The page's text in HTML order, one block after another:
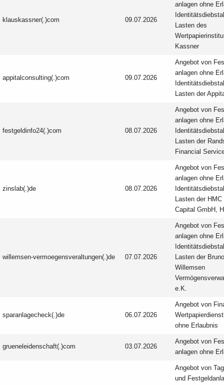
klauskassner(.)com 09.07.2026
anlagen ohne
Lasten des
Kassner
appitalconsulting(.)com 09.07.2026
Angebot von
anlagen ohne
Lasten der
festgeldinfo24(.)com 08.07.2026
Angebot von
anlagen ohne
Lasten der
Financial
zinslab(.)de 08.07.2026
Angebot von
anlagen ohne
Lasten der
Capital GmbH,
willemsen-vermoegensveraltungen(.)de 07.07.2026
Angebot von
anlagen ohne
Lasten der Bruno
Willemsen
e.K.
sparanlagecheck(.)de 06.07.2026
Angebot von
ohne Erlaubnis
grueneleidenschaft(.)com 03.07.2026
Angebot von
anlagen ohne
Angebot von
und